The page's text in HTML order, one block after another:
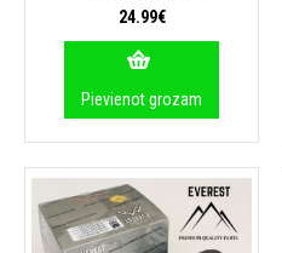
24.99€
Pievienot grozam